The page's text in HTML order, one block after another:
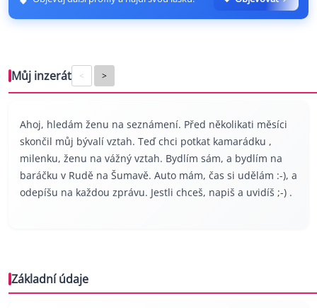
Můj inzerát < >
Ahoj, hledám ženu na seznámení. Před několikati měsíci
skončil můj bývalí vztah. Teď chci potkat kamarádku ,
milenku, ženu na vážný vztah. Bydlím sám, a bydlím na
baráčku v Rudě na Šumavě. Auto mám, čas si udělám :-), a
odepíšu na každou zprávu. Jestli chceš, napiš a uvidíš ;-) .
Základní údaje